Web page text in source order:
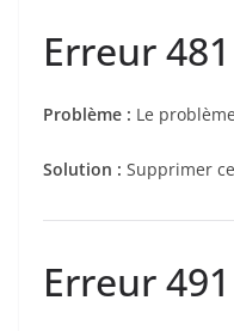
Erreur 481
Problème : Le
Solution : Supprimer
Erreur 491